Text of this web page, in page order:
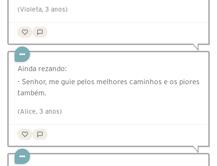
(Violeta, 3 anos)
Ainda rezando:
- Senhor, me guie pelos melhores caminhos e os piores
também.
(Alice, 3 anos)